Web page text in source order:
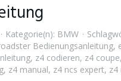
Kategorie(n): BMW
Bedienungsanleitung,
, z4 codieren, z4 coupe,
, z4 manual, z4 ncs expert, z4